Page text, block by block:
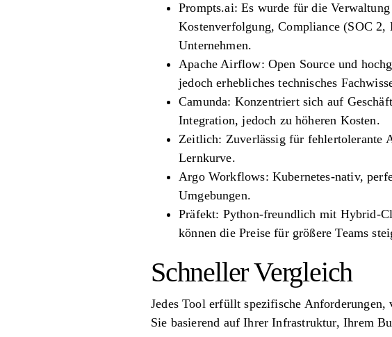
Prompts.ai: Es wurde für die
Kostenverfolgung, Compliance (SOC
Unternehmen.
Apache Airflow: Open Source und
jedoch erhebliches technisches
Camunda: Konzentriert sich auf
Integration, jedoch zu höheren Kosten.
Zeitlich: Zuverlässig für fehlertolerante
Lernkurve.
Argo Workflows: Kubernetes-nativ,
Umgebungen.
Präfekt: Python-freundlich mit Hybrid-
können die Preise für größere Teams
Schneller Vergleich
Jedes Tool erfüllt spezifische Anforderungen,
Sie basierend auf Ihrer Infrastruktur, Ihrem